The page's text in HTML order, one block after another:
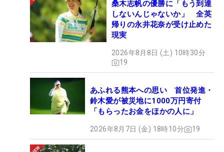
桑木志帆の優勝に「もう到達
しないんじゃないか」 全英
帰りの永井花奈が受け止めた
現実
2026年8月8日 (土) 10時30分
19
あふれる熊本への思い 首位発進・
鈴木愛が被災地に1000万円寄付
「もらったお金をほかの人に」
2026年8月7日 (金) 18時10分 19